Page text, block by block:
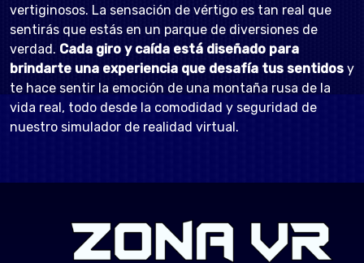
vertiginosos. La sensación de vértigo es tan real que
sentirás que estás en un parque de diversiones de
verdad. Cada giro y caída está diseñado para
brindarte una experiencia que desafía tus sentidos y
te hace sentir la emoción de una montaña rusa de la
vida real, todo desde la comodidad y seguridad de
nuestro simulador de realidad virtual.